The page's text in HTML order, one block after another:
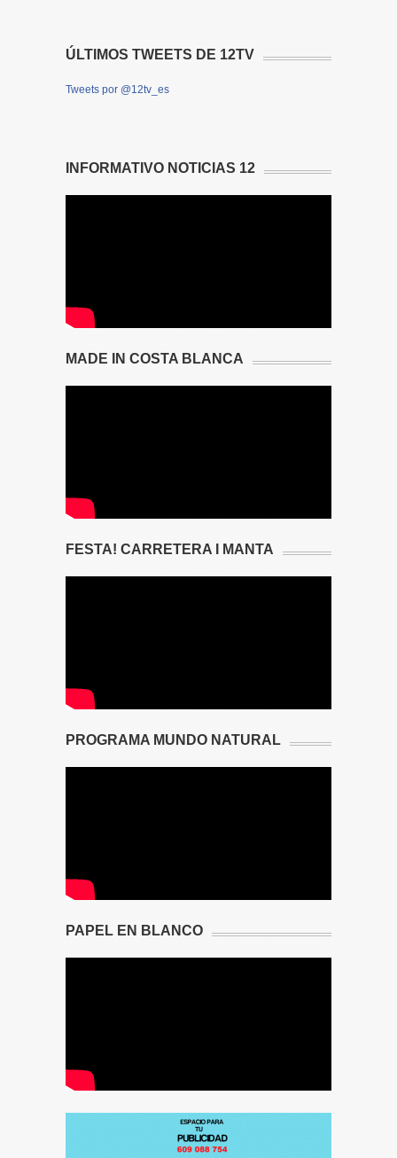
ÚLTIMOS TWEETS DE 12TV
Tweets por @12tv_es
INFORMATIVO NOTICIAS 12
MADE IN COSTA BLANCA
FESTA! CARRETERA I MANTA
PROGRAMA MUNDO NATURAL
PAPEL EN BLANCO